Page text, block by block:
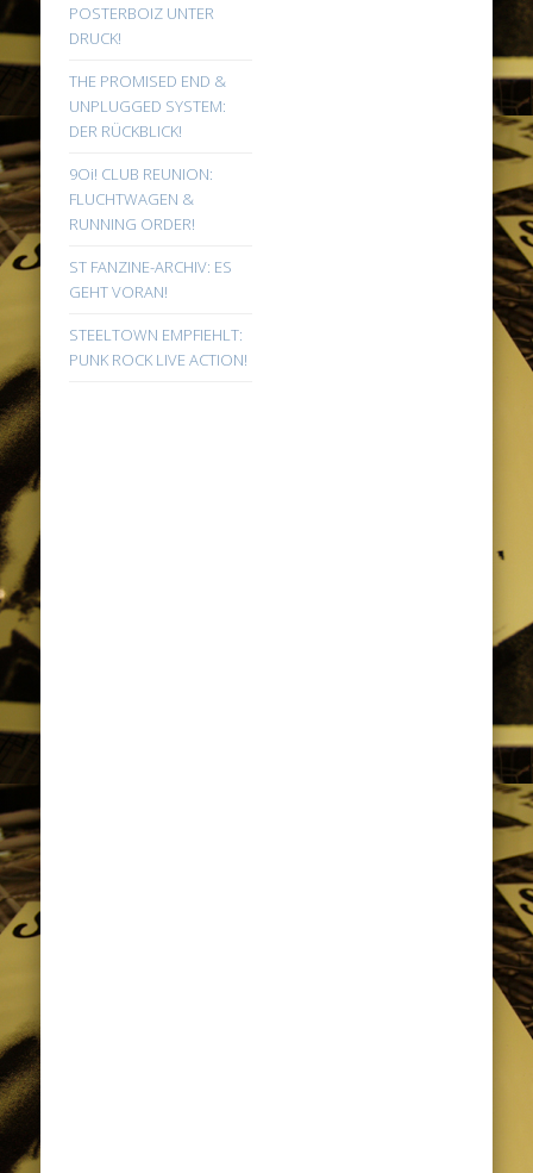
POSTERBOIZ UNTER
DRUCK!
THE PROMISED END &
UNPLUGGED SYSTEM:
DER RÜCKBLICK!
9Oi! CLUB REUNION:
FLUCHTWAGEN &
RUNNING ORDER!
ST FANZINE-ARCHIV: ES
GEHT VORAN!
STEELTOWN EMPFIEHLT:
PUNK ROCK LIVE ACTION!